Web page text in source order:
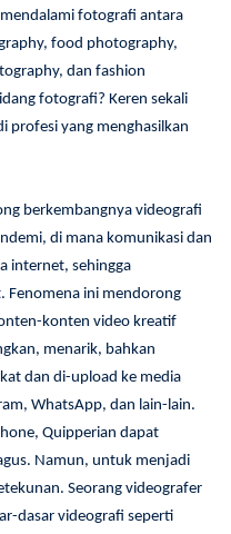
fotografi antara
food photography,
dan fashion
fotografi? Keren sekali
profesi yang menghasilkan
berkembangnya videografi
di mana komunikasi dan
internet, sehingga
Fenomena ini mendorong
konten video kreatif
menarik, bahkan
dan di-upload ke media
WhatsApp, dan lain-lain.
Quipperian dapat
Namun, untuk menjadi
Seorang videografer
dasar videografi seperti